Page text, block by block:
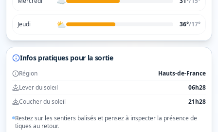
Jeudi ⛅ 36°/17°
Infos pratiques pour la sortie
Région
Hauts-de-France
Lever du soleil
06h28
Coucher du soleil
21h28
Restez sur les sentiers balisés et pensez à inspecter la présence de
tiques au retour.